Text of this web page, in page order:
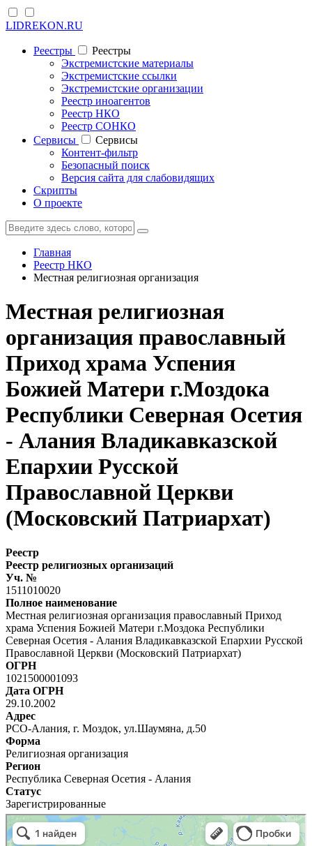
LIDREKON.RU
Реестры
Реестры
Экстремистские материалы
Экстремистские ссылки
Экстремистские организации
Реестр иноагентов
Реестр НКО
Реестр СОНКО
Cервисы
Cервисы
Контент-фильтр
Безопасный поиск
Версия сайта для слабовидящих
Скрипты
О проекте
Главная
Реестр НКО
Местная религиозная организация
Местная религиозная
организация православный
Приход храма Успения
Божией Матери г.Моздока
Республики Северная Осетия
- Алания Владикавказской
Епархии Русской
Православной Церкви
(Московский Патриархат)
Реестр
Реестр религиозных организаций
Уч. №
1511010020
Полное наименование
Местная религиозная организация православный Приход
храма Успения Божией Матери г.Моздока Республики
Северная Осетия - Алания Владикавказской Епархии Русской
Православной Церкви (Московский Патриархат)
ОГРН
1021500001093
Дата ОГРН
29.10.2002
Адрес
РСО-Алания, г. Моздок, ул.Шаумяна, д.50
Форма
Религиозная организация
Регион
Республика Северная Осетия - Алания
Статус
Зарегистрированные